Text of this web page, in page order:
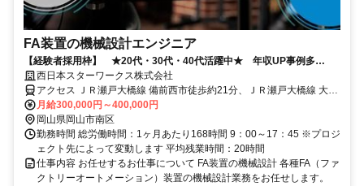
FA装置の機械設計エンジニア
【経験者採用枠】 ★20代・30代・40代活躍中★ 年収UP事例多
数！！
西日本スターワークス株式会社
アクセス ＪＲ瀬戸大橋線 備前西市徒歩約21分、ＪＲ瀬戸大橋線 大元
東口徒歩約42分、岡山電軌清輝橋線 清輝橋徒歩約48分
月給300,000円～400,000円
岡山県岡山市南区
勤務時間 総労働時間：1ヶ月あたり168時間 9：00～17：45 ※プロジ
ェクト先によって変動します 平均残業時間：20時間
仕事内容 お任せするお仕事について FA装置の機械設計 各種FA（ファ
クトリーオートメーション）装置の機械設計業務をお任せします。